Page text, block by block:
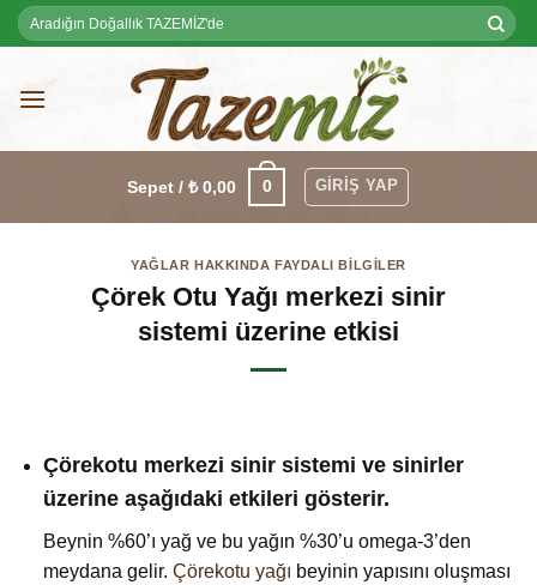
Skip
to
Ara:
Sepet / ₺0,00 0 GIRIŞ YAP
YAĞLAR HAKKINDA FAYDALI BILGILER
Çörek Otu Yağı merkezi sinir
sistemi üzerine etkisi
Çörekotu merkezi sinir sistemi ve sinirler
üzerine aşağıdaki etkileri gösterir.
Beynin %60’ı yağ ve bu yağın %30’u omega-3’den
meydana gelir. Çörekotu yağı beyinin yapısını oluşması